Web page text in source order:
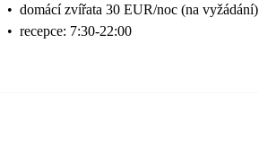
• domácí zvířata 30 EUR/noc (na vyžádání)
• recepce: 7:30-22:00